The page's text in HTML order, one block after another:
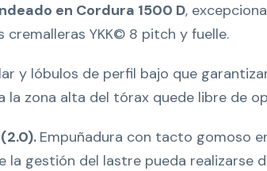
en Cordura 1500 D,
cremalleras YKK© 8 pitch y fuelle.
y lóbulos de perfil bajo que
la zona alta del tórax quede libre de
Empuñadura con tacto gomoso
la gestión del lastre pueda realizarse